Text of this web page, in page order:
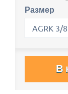
Размер
В